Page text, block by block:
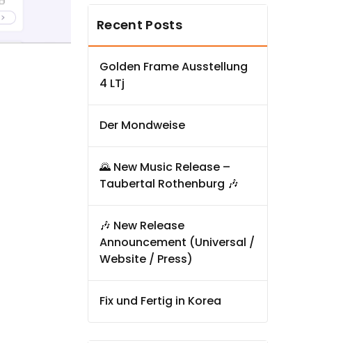
Recent Posts
Golden Frame Ausstellung
4 LTj
Der Mondweise
🌄 New Music Release –
Taubertal Rothenburg 🎶
🎶 New Release
Announcement (Universal /
Website / Press)
Fix und Fertig in Korea